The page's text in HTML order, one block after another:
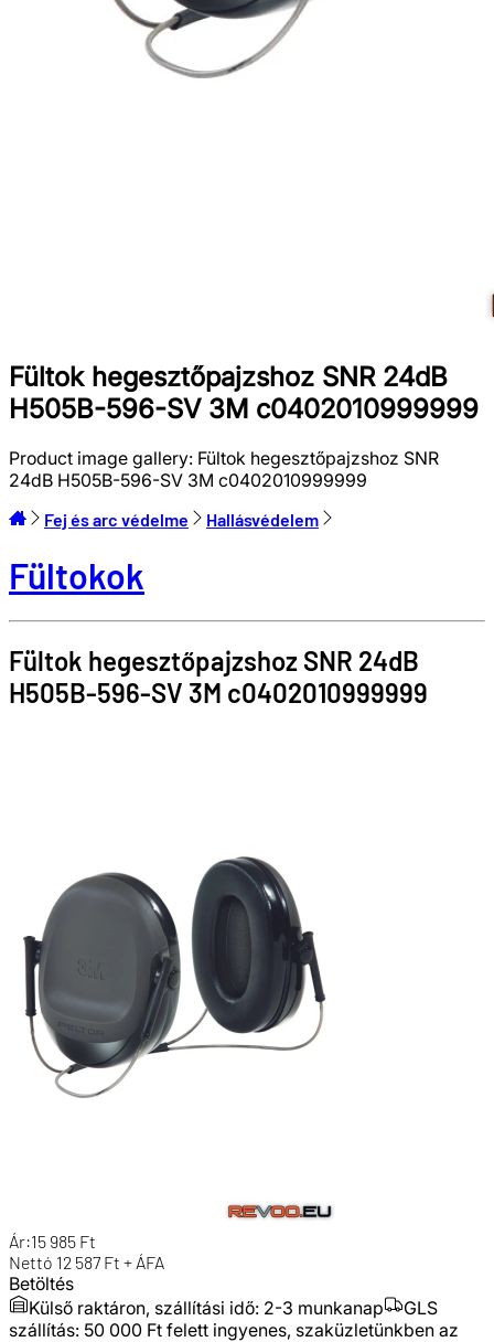
Fültok hegesztőpajzshoz SNR 24dB
H505B-596-SV 3M c0402010999999
Product image gallery: Fültok hegesztőpajzshoz SNR
24dB H505B-596-SV 3M c0402010999999
Fej és arc védelme Hallásvédelem
Fültokok
Fültok hegesztőpajzshoz SNR 24dB
H505B-596-SV 3M c0402010999999
Ár:15 985 Ft
Nettó 12 587 Ft + ÁFA
Betöltés
Külső raktáron, szállítási idő: 2-3 munkanap
GLS
szállítás: 50 000 Ft felett ingyenes, szaküzletünkben az